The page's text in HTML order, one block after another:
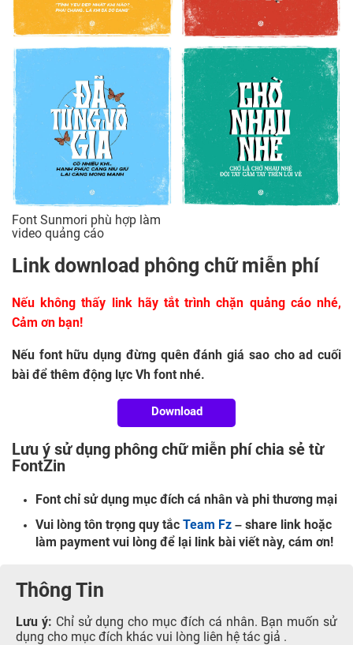
Font Sunmori phù hợp làm
video quảng cáo
Link download phông chữ miễn phí
Nếu không thấy link hãy tắt trình chặn quảng cáo nhé,
Cảm ơn bạn!
Nếu font hữu dụng đừng quên đánh giá sao cho ad cuối
bài để thêm động lực Vh font nhé.
Download
Lưu ý sử dụng phông chữ miễn phí chia sẻ từ
FontZin
Font chỉ sử dụng mục đích cá nhân và phi thương mại
Vui lòng tôn trọng quy tắc
Team Fz – share link hoặc
làm payment vui lòng để lại link bài viết này, cám ơn!
Thông Tin
Lưu ý: Chỉ sử dụng cho mục đích cá nhân. Bạn muốn sử
dụng cho mục đích khác vui lòng liên hệ tác giả .